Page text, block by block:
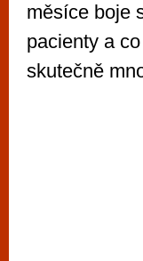
měsíce boje
pacienty a
skutečně